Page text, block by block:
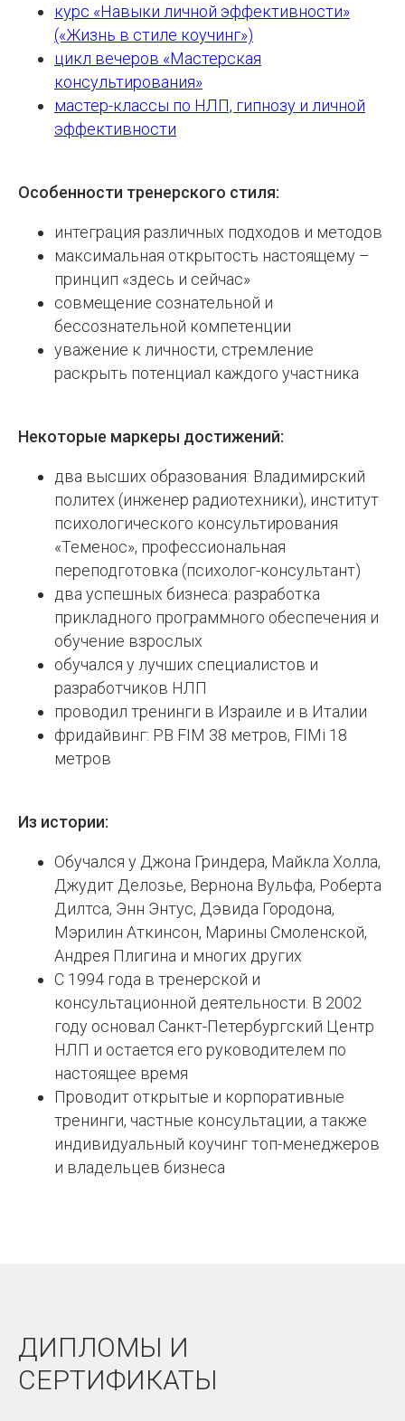
курс «Навыки личной эффективности»
(«Жизнь в стиле коучинг»)
цикл вечеров «Мастерская
консультирования»
мастер-классы по НЛП, гипнозу и личной
эффективности
Особенности тренерского стиля:
интеграция различных подходов и методов
максимальная открытость настоящему –
принцип «здесь и сейчас»
совмещение сознательной и
бессознательной компетенции
уважение к личности, стремление
раскрыть потенциал каждого участника
Некоторые маркеры достижений:
два высших образования: Владимирский
политех (инженер радиотехники), институт
психологического консультирования
«Теменос», профессиональная
переподготовка (психолог-консультант)
два успешных бизнеса: разработка
прикладного программного обеспечения и
обучение взрослых
обучался у лучших специалистов и
разработчиков НЛП
проводил тренинги в Израиле и в Италии
фридайвинг: PB FIM 38 метров, FIMi 18
метров
Из истории:
Обучался у Джона Гриндера, Майкла Холла,
Джудит Делозье, Вернона Вульфа, Роберта
Дилтса, Энн Энтус, Дэвида Городона,
Мэрилин Аткинсон, Марины Смоленской,
Андрея Плигина и многих других
С 1994 года в тренерской и
консультационной деятельности. В 2002
году основал Санкт-Петербургский Центр
НЛП и остается его руководителем по
настоящее время
Проводит открытые и корпоративные
тренинги, частные консультации, а также
индивидуальный коучинг топ-менеджеров
и владельцев бизнеса
ДИПЛОМЫ И
СЕРТИФИКАТЫ